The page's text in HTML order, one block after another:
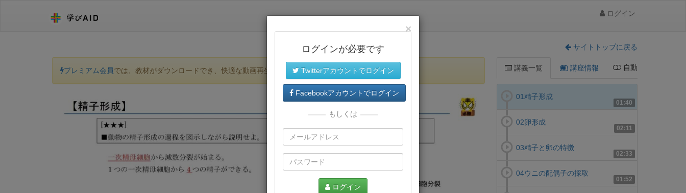
ログイン
サイトトップに戻る
プレミアム会員では、教材がダウンロードでき、快適な動画再生環境が提供されます。 講義一覧 講座情報 自動
01:40
01精子形成
02:11
02卵形成
02:33
03精子と卵の特徴
01:52
04ウニの配偶子の採取
×
ログインが必要です
Twitterアカウントでログイン
Facebookアカウントでログイン
もしくは
ログイン